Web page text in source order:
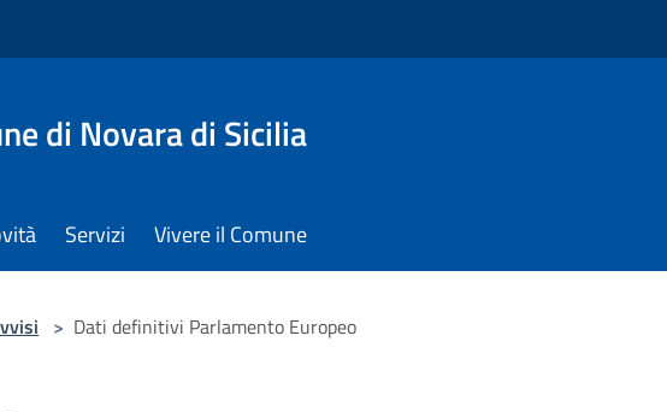
di Novara di Sicilia
Servizi Vivere il Comune
> Dati definitivi Parlamento Europeo